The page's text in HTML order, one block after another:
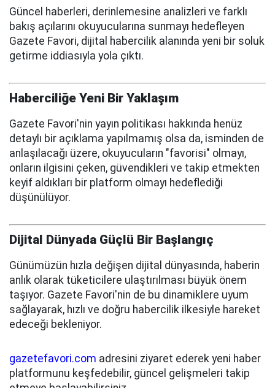
Güncel haberleri, derinlemesine analizleri ve farklı
bakış açılarını okuyucularına sunmayı hedefleyen
Gazete Favori, dijital habercilik alanında yeni bir soluk
getirme iddiasıyla yola çıktı.
Haberciliğe Yeni Bir Yaklaşım
Gazete Favori'nin yayın politikası hakkında henüz
detaylı bir açıklama yapılmamış olsa da, isminden de
anlaşılacağı üzere, okuyucuların "favorisi" olmayı,
onların ilgisini çeken, güvendikleri ve takip etmekten
keyif aldıkları bir platform olmayı hedeflediği
düşünülüyor.
Dijital Dünyada Güçlü Bir Başlangıç
Günümüzün hızla değişen dijital dünyasında, haberin
anlık olarak tüketicilere ulaştırılması büyük önem
taşıyor. Gazete Favori'nin de bu dinamiklere uyum
sağlayarak, hızlı ve doğru habercilik ilkesiyle hareket
edeceği bekleniyor.
gazetefavori.com adresini ziyaret ederek yeni haber
platformunu keşfedebilir, güncel gelişmeleri takip